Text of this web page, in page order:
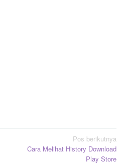
Pos berikutnya
Cara Melihat History Download
Play Store